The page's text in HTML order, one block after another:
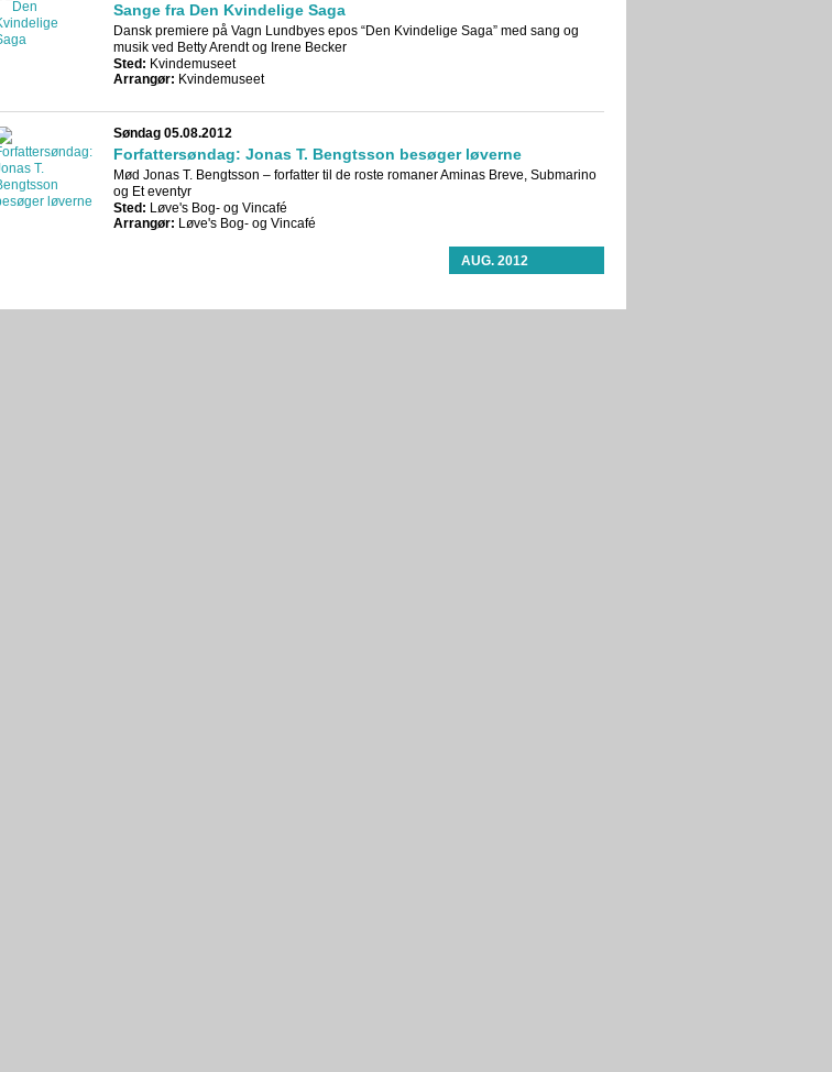
Sange fra Den Kvindelige Saga
Dansk premiere på Vagn Lundbyes epos “Den Kvindelige Saga” med sang og
musik ved Betty Arendt og Irene Becker
Sted: Kvindemuseet
Arrangør: Kvindemuseet
Søndag 05.08.2012
Forfattersøndag: Jonas T. Bengtsson besøger løverne
Mød Jonas T. Bengtsson – forfatter til de roste romaner Aminas Breve, Submarino
og Et eventyr
Sted: Løve's Bog- og Vincafé
Arrangør: Løve's Bog- og Vincafé
AUG. 2012